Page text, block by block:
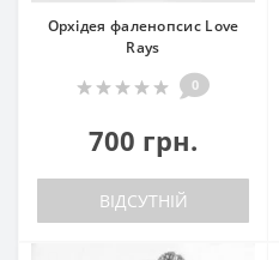
Орхідея фаленопсис Love
Rays
0
700 грн.
ВІДСУТНІЙ